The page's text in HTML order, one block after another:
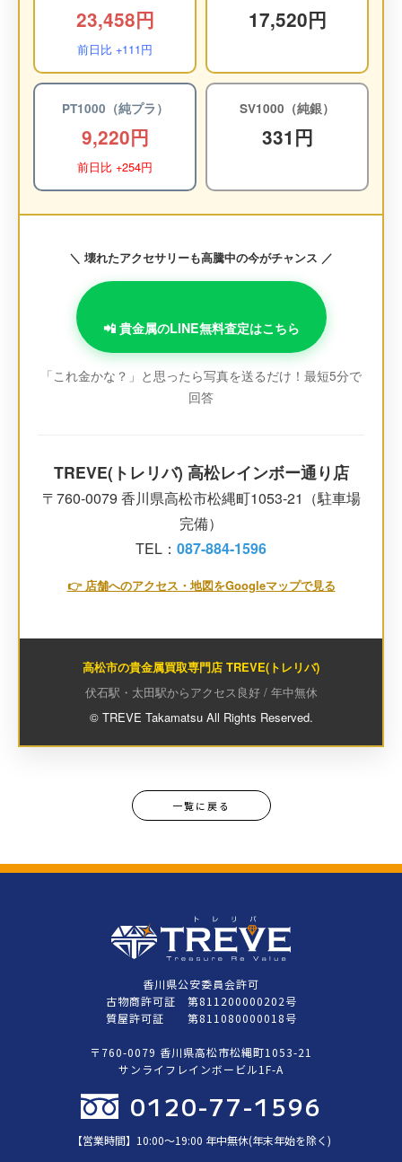
23,458円
前日比 +111円
17,520円
PT1000（純プラ）
9,220円
前日比 +254円
SV1000（純銀）
331円
＼ 壊れたアクセサリーも高騰中の今がチャンス ／
📲 貴金属のLINE無料査定はこちら
「これ金かな？」と思ったら写真を送るだけ！最短5分で
回答
TREVE(トレリバ) 高松レインボー通り店
〒760-0079 香川県高松市松縄町1053-21（駐車場
完備）
TEL： 087-884-1596
👉 店舗へのアクセス・地図をGoogleマップで見る
高松市の貴金属買取専門店 TREVE(トレリバ)
伏石駅・太田駅からアクセス良好 / 年中無休
© TREVE Takamatsu All Rights Reserved.
一覧に戻る
香川県公安委員会許可
古物商許可証 第811200000202号
質屋許可証 第811080000018号
〒760-0079 香川県高松市松縄町1053-21
サンライフレインボービル1F-A
0120-77-1596
【営業時間】10:00〜19:00 年中無休(年末年始を除く)